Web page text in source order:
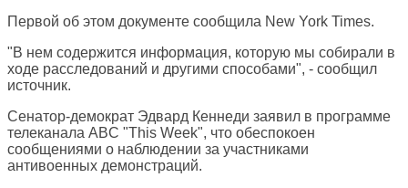
Первой об этом документе сообщила New York Times.
"В нем содержится информация, которую мы собирали в
ходе расследований и другими способами", - сообщил
источник.
Сенатор-демократ Эдвард Кеннеди заявил в программе
телеканала ABC "This Week", что обеспокоен
сообщениями о наблюдении за участниками
антивоенных демонстраций.